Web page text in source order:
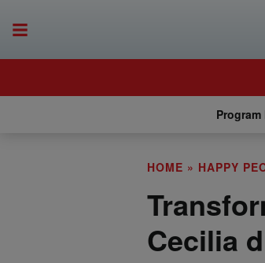
HOME » HAPPY
Cecilia